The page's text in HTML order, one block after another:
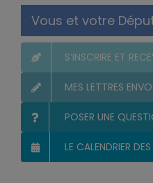
Vous et votre
S’INSCRIRE ET
MES LETTRES
POSER UNE
LE CALENDRIER